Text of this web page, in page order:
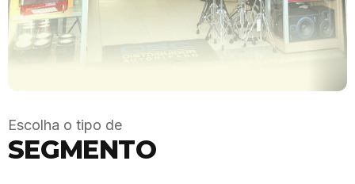
Escolha o tipo de
SEGMENTO